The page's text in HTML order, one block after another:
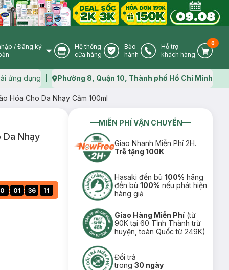
User Icon
/ Đăng ký
Store Icon
Hệ thống
cửa hàng
Warranty Icon
Bảo
hành
Phone Icon
Hỗ trợ
khách hàng
Cart
0
ứng dụng Map icon
Phường 8, Quận 10, Thành phố Hồ Chí Minh
Hóa Cho Da Nhạy Cảm 100ml
Da Nhạy
0 : 01 : 36 : 10
MIỄN PHÍ VẬN CHUYỂN
Giao Nhanh Miễn Phí 2H.
Trễ tặng 100K
Hasaki đền bù100% hãng
đền bù100% nếu phát hiện
hàng giả
Giao Hàng Miễn Phí (từ
90K tại 60 Tỉnh Thành trừ
huyện, toàn Quốc từ 249K)
Đổi trả
trong30 ngày